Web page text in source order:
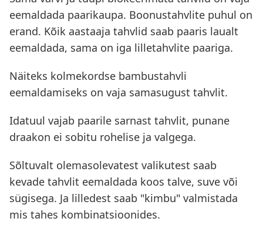
eemaldada paarikaupa. Boonustahvlite puhul on
erand. Kõik aastaaja tahvlid saab paaris laualt
eemaldada, sama on iga lilletahvlite paariga.
Näiteks kolmekordse bambustahvli
eemaldamiseks on vaja samasugust tahvlit.
Idatuul vajab paarile sarnast tahvlit, punane
draakon ei sobitu rohelise ja valgega.
Sõltuvalt olemasolevatest valikutest saab
kevade tahvlit eemaldada koos talve, suve või
sügisega. Ja lilledest saab "kimbu" valmistada
mis tahes kombinatsioonides.